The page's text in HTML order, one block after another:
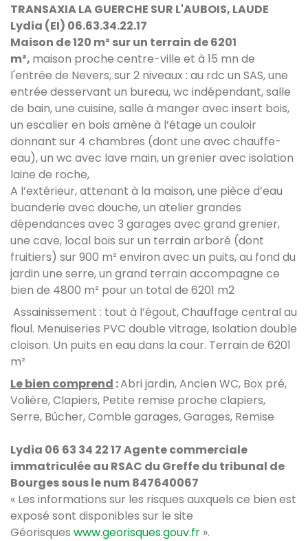
TRANSAXIA LA GUERCHE SUR L'AUBOIS, LAUDE
Lydia (EI) 06.63.34.22.17
Maison de 120 m² sur un terrain de 6201
m², maison proche centre-ville et à 15 mn de
l'entrée de Nevers, sur 2 niveaux : au rdc un SAS, une
entrée desservant un bureau, wc indépendant, salle
de bain, une cuisine, salle à manger avec insert bois,
un escalier en bois amène à l’étage un couloir
donnant sur 4 chambres (dont une avec chauffe-
eau), un wc avec lave main, un grenier avec isolation
laine de roche,
A l’extérieur, attenant à la maison, une pièce d’eau
buanderie avec douche, un atelier grandes
dépendances avec 3 garages avec grand grenier,
une cave, local bois sur un terrain arboré (dont
fruitiers) sur 900 m² environ avec un puits, au fond du
jardin une serre, un grand terrain accompagne ce
bien de 4800 m² pour un total de 6201 m2
Assainissement : tout à l’égout, Chauffage central au
fioul. Menuiseries PVC double vitrage, Isolation double
cloison. Un puits en eau dans la cour. Terrain de 6201
m²
Le bien comprend :Abri jardin, Ancien WC, Box pré,
Volière, Clapiers, Petite remise proche clapiers,
Serre, Bûcher, Comble garages, Garages, Remise
Lydia 06 63 34 22 17 Agente commerciale
immatriculée au RSAC du Greffe du tribunal de
Bourges sous le num 847640067
« Les informations sur les risques auxquels ce bien est
exposé sont disponibles sur le site
Géorisques www.georisques.gouv.fr ».